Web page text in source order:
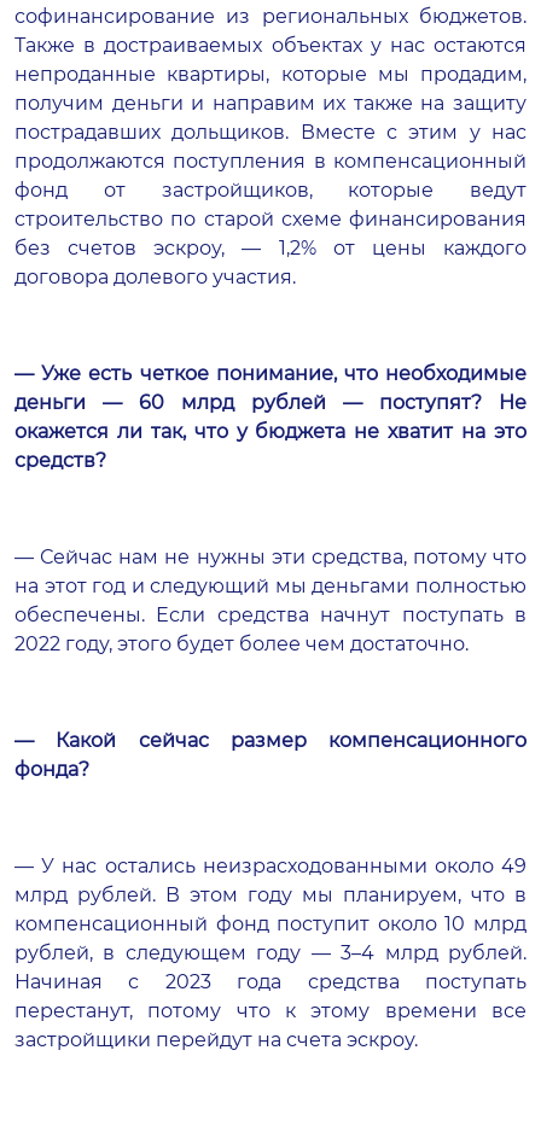
софинансирование из региональных бюджетов.
Также в достраиваемых объектах у нас остаются
непроданные квартиры, которые мы продадим,
получим деньги и направим их также на защиту
пострадавших дольщиков. Вместе с этим у нас
продолжаются поступления в компенсационный
фонд от застройщиков, которые ведут
строительство по старой схеме финансирования
без счетов эскроу, — 1,2% от цены каждого
договора долевого участия.
— Уже есть четкое понимание, что необходимые
деньги — 60 млрд рублей — поступят? Не
окажется ли так, что у бюджета не хватит на это
средств?
— Сейчас нам не нужны эти средства, потому что
на этот год и следующий мы деньгами полностью
обеспечены. Если средства начнут поступать в
2022 году, этого будет более чем достаточно.
— Какой сейчас размер компенсационного
фонда?
— У нас остались неизрасходованными около 49
млрд рублей. В этом году мы планируем, что в
компенсационный фонд поступит около 10 млрд
рублей, в следующем году — 3–4 млрд рублей.
Начиная с 2023 года средства поступать
перестанут, потому что к этому времени все
застройщики перейдут на счета эскроу.